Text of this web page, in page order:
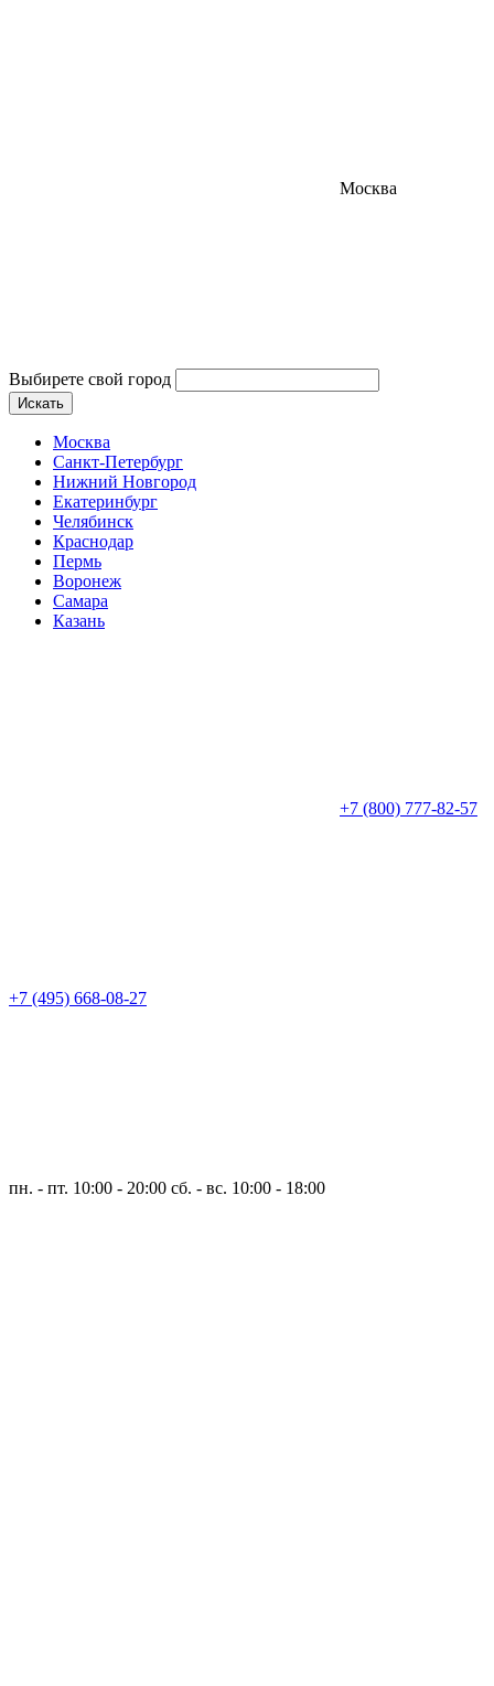
Москва
Выбирете свой город
Искать
Москва
Санкт-Петербург
Нижний Новгород
Екатеринбург
Челябинск
Краснодар
Пермь
Воронеж
Самара
Казань
+7 (800) 777-82-57
+7 (495) 668-08-27
пн. - пт. 10:00 - 20:00 сб. - вс. 10:00 - 18:00